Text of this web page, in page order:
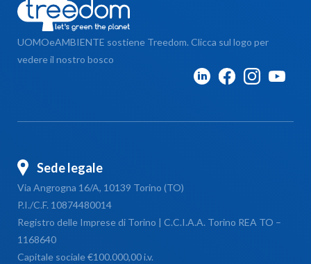
UOMOeAMBIENTE sostiene Treedom. Clicca sul logo per
vedere il nostro bosco
Sede legale
Via Angrogna 16/A, 10139 Torino (TO)
P.I./C.F. 10874480014
Registro delle Imprese di Torino | C.C.I.A.A. Torino REA TO –
1168640
Capitale sociale €100.000,00 i.v.